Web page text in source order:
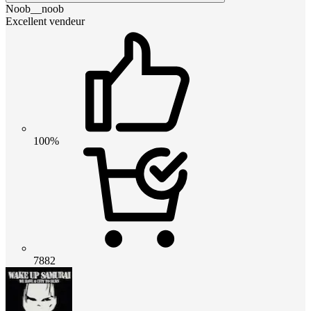
Noob__noob
Excellent vendeur
100%
7882